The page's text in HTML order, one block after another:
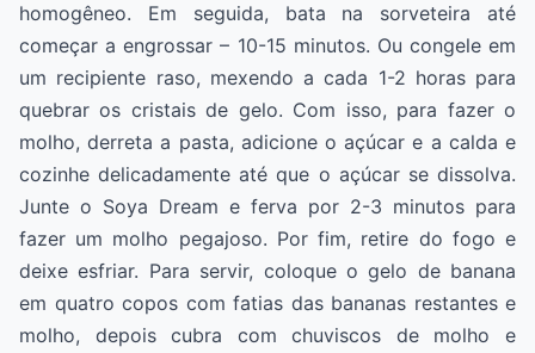
homogêneo. Em seguida, bata na sorveteira até
começar a engrossar – 10-15 minutos. Ou congele em
um recipiente raso, mexendo a cada 1-2 horas para
quebrar os cristais de gelo. Com isso, para fazer o
molho, derreta a pasta, adicione o açúcar e a calda e
cozinhe delicadamente até que o açúcar se dissolva.
Junte o Soya Dream e ferva por 2-3 minutos para
fazer um molho pegajoso. Por fim, retire do fogo e
deixe esfriar. Para servir, coloque o gelo de banana
em quatro copos com fatias das bananas restantes e
molho, depois cubra com chuviscos de molho e